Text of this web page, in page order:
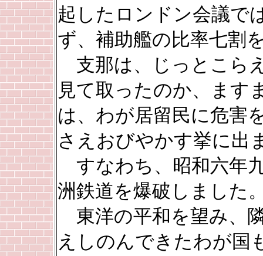
起したロンドン会議で
ず、補助艦の比率七割
支那は、じっとこら
見て取ったのか、ます
は、わが居留民に危害
さえおびやかす挙に出
すなわち、昭和六年
洲鉄道を爆破しました
東洋の平和を望み、
えしのんできたわが国